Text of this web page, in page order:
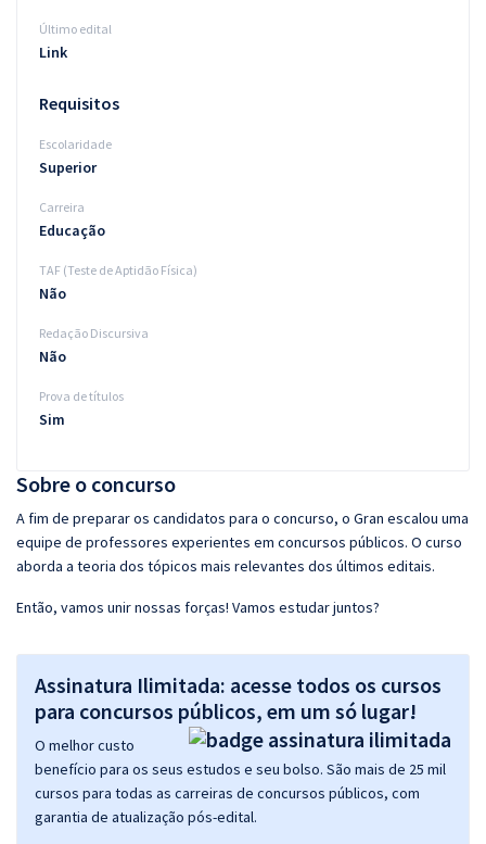
Sobre o concurso
A fim de preparar os candidatos para o concurso, o Gran escalou uma
equipe de professores experientes em concursos públicos. O curso
aborda a teoria dos tópicos mais relevantes dos últimos editais.
Então, vamos unir nossas forças! Vamos estudar juntos?
Assinatura Ilimitada: acesse todos os cursos
para concursos públicos, em um só lugar!
O melhor custo
benefício para os seus estudos e seu bolso. São mais de 25 mil
cursos para todas as carreiras de concursos públicos, com
garantia de atualização pós-edital.
Último edital
Link
Requisitos
Escolaridade
Superior
Carreira
Educação
TAF (Teste de Aptidão Física)
Não
Redação Discursiva
Não
Prova de títulos
Sim